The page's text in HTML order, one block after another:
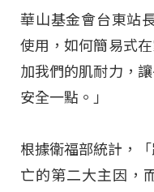
華山基金會台東站
使用，如何簡易式
加我們的肌耐力，
安全一點。」
根據衛福部統計，
亡的第二大主因，